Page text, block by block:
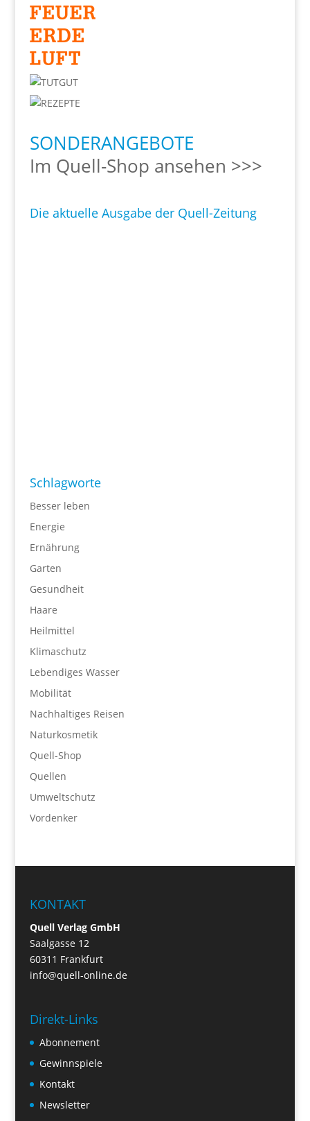
SONDERANGEBOTE
Im Quell-Shop ansehen >>>
Die aktuelle Ausgabe der Quell-Zeitung
Schlagworte
Besser leben
Energie
Ernährung
Garten
Gesundheit
Haare
Heilmittel
Klimaschutz
Lebendiges Wasser
Mobilität
Nachhaltiges Reisen
Naturkosmetik
Quell-Shop
Quellen
Umweltschutz
Vordenker
KONTAKT
Quell Verlag GmbH
Saalgasse 12
60311 Frankfurt
info@quell-online.de
Direkt-Links
Abonnement
Gewinnspiele
Kontakt
Newsletter